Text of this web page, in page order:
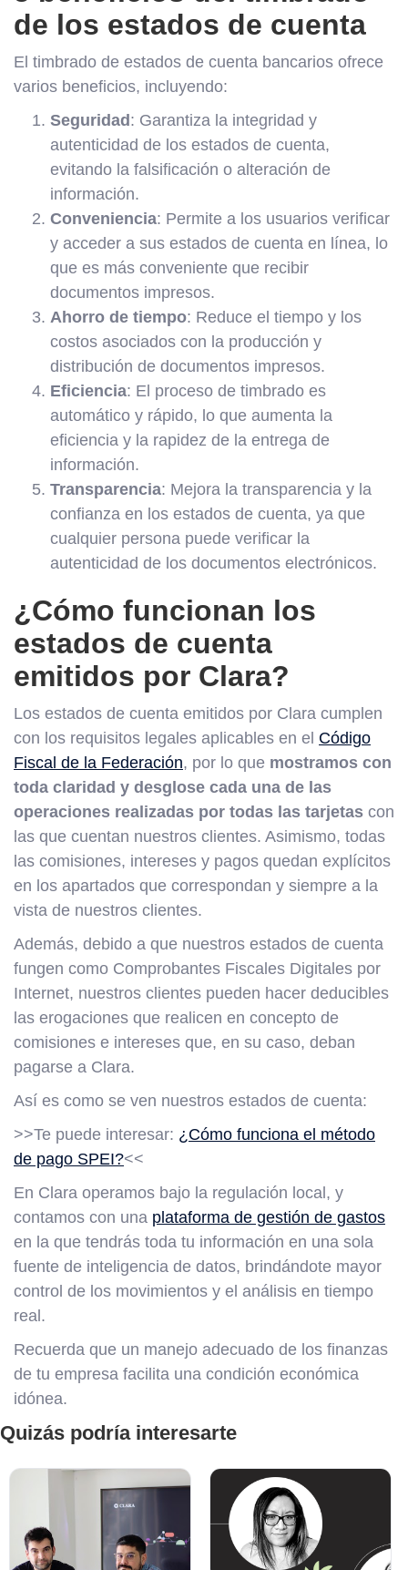
de los estados de cuenta
El timbrado de estados de cuenta bancarios ofrece
varios beneficios, incluyendo:
Seguridad : Garantiza la integridad y
autenticidad de los estados de cuenta,
evitando la falsificación o alteración de
información.
Conveniencia: Permite a los usuarios verificar
y acceder a sus estados de cuenta en línea, lo
que es más conveniente que recibir
documentos impresos.
Ahorro de tiempo: Reduce el tiempo y los
costos asociados con la producción y
distribución de documentos impresos.
Eficiencia: El proceso de timbrado es
automático y rápido, lo que aumenta la
eficiencia y la rapidez de la entrega de
información.
Transparencia: Mejora la transparencia y la
confianza en los estados de cuenta, ya que
cualquier persona puede verificar la
autenticidad de los documentos electrónicos.
¿Cómo funcionan los
estados de cuenta
emitidos por Clara?
Los estados de cuenta emitidos por Clara cumplen
con los requisitos legales aplicables en el Código
Fiscal de la Federación, por lo que mostramos con
toda claridad y desglose cada una de las
operaciones realizadas por todas las tarjetas con
las que cuentan nuestros clientes. Asimismo, todas
las comisiones, intereses y pagos quedan explícitos
en los apartados que correspondan y siempre a la
vista de nuestros clientes.
Además, debido a que nuestros estados de cuenta
fungen como Comprobantes Fiscales Digitales por
Internet, nuestros clientes pueden hacer deducibles
las erogaciones que realicen en concepto de
comisiones e intereses que, en su caso, deban
pagarse a Clara.
Así es como se ven nuestros estados de cuenta:
>>Te puede interesar: ¿Cómo funciona el método
de pago SPEI?<<
En Clara operamos bajo la regulación local, y
contamos con una plataforma de gestión de gastos
en la que tendrás toda tu información en una sola
fuente de inteligencia de datos, brindándote mayor
control de los movimientos y el análisis en tiempo
real.
Recuerda que un manejo adecuado de los finanzas
de tu empresa facilita una condición económica
idónea.
Quizás podría interesarte